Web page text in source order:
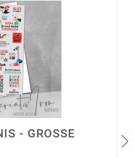
- GROSSE